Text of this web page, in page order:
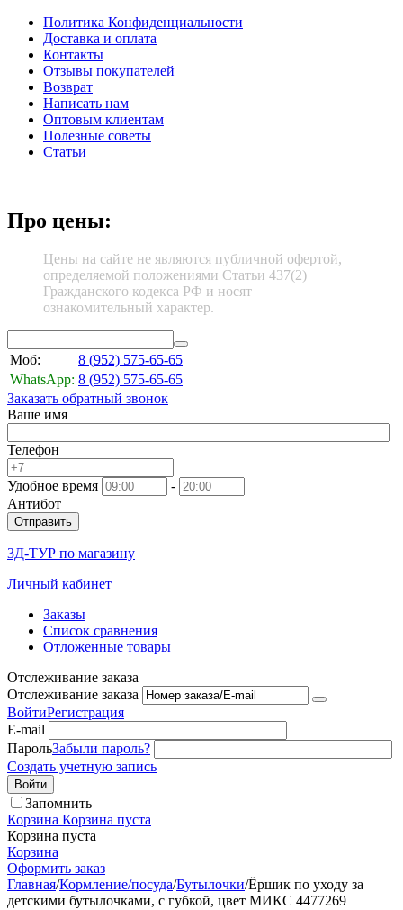
Политика Конфиденциальности
Доставка и оплата
Контакты
Отзывы покупателей
Возврат
Написать нам
Оптовым клиентам
Полезные советы
Статьи
Про цены:
Цены на сайте не являются публичной офертой,
определяемой положениями Статьи 437(2)
Гражданского кодекса РФ и носят
ознакомительный характер.
Моб: 8 (952) 575-65-65
WhatsApp: 8 (952) 575-65-65
Заказать обратный звонок
Ваше имя
Телефон
Удобное время
-
Антибот
Отправить
3Д-ТУР по магазину
Личный кабинет
Заказы
Список сравнения
Отложенные товары
Отслеживание заказа
Отслеживание заказа
ВойтиРегистрация
E-mail
ПарольЗабыли пароль?
Создать учетную запись
Войти
Запомнить
Корзина Корзина пуста
Корзина пуста
Корзина
Оформить заказ
Главная/Кормление/посуда/Бутылочки/Ёршик по уходу за
детскими бутылочками, с губкой, цвет МИКС 4477269